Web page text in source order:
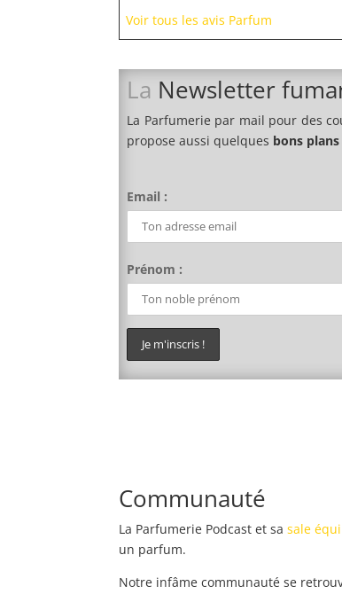
Voir tous les avis Parfum
La Newsletter
La Parfumerie par mail pour des
propose aussi quelques bons
Email :
Prénom :
Communauté
La Parfumerie Podcast et sasale
un parfum.
Notre infâme communauté se